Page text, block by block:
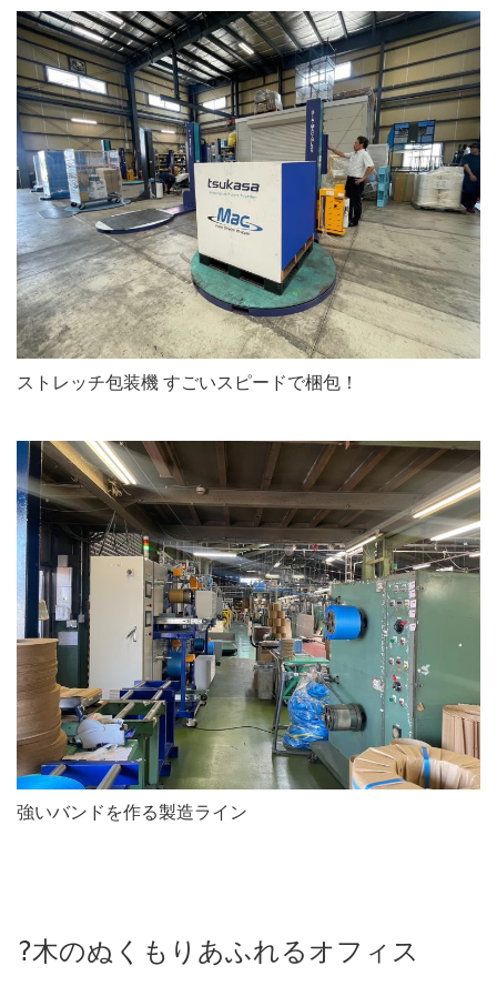
ストレッチ包装機 すごいスピードで梱包！
強いバンドを作る製造ライン
?木のぬくもりあふれるオフィス